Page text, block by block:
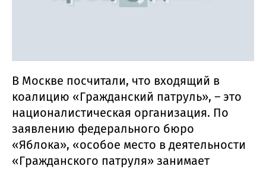
В Москве посчитали, что входящий в
коалицию «Гражданский патруль», – это
националистическая организация. По
заявлению федерального бюро
«Яблока», «особое место в деятельности
«Гражданского патруля» занимает